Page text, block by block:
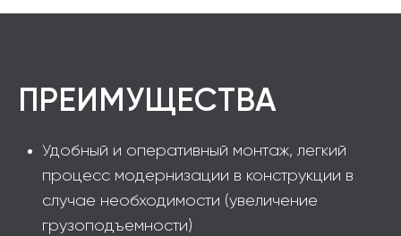
ПРЕИМУЩЕСТВА
Удобный и оперативный монтаж, легкий
процесс модернизации в конструкции в
случае необходимости (увеличение
грузоподъемности)